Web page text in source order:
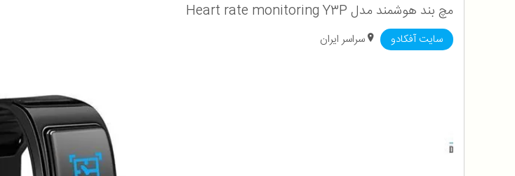
مچ بند هوشمند مدل Heart rate monitoring Y3P
سایت آفکادو سراسر ایران